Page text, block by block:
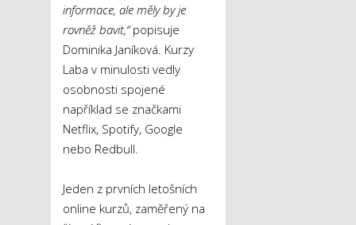
informace, ale měly by je
rovněž bavit,“popisuje
Dominika Janíková. Kurzy
Laba v minulosti vedly
osobnosti spojené
například se značkami
Netflix, Spotify, Google
nebo Redbull.
Jeden z prvních letošních
online kurzů, zaměřený na